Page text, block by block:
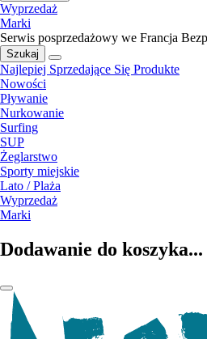
Wyprzedaż
Marki
Serwis posprzedażowy we Francja
Szukaj
Najlepiej Sprzedające Się Produkte
Nowości
Pływanie
Nurkowanie
Surfing
SUP
Żeglarstwo
Sporty miejskie
Lato / Plaża
Wyprzedaż
Marki
Dodawanie do koszyka...